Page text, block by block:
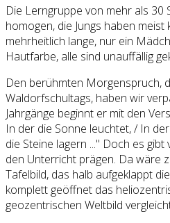
Die Lerngruppe von mehr als 30
homogen, die Jungs haben
mehrheitlich lange, nur ein
Hautfarbe, alle sind unauffällig
Den berühmten Morgenspruch,
Waldorfschultags, haben wir
Jahrgänge beginnt er mit den
In der die Sonne leuchtet, / In
die Steine lagern ..." Doch es
den Unterricht prägen. Da wäre
Tafelbild, das halb aufgeklappt
komplett geöffnet das
geozentrischen Weltbild